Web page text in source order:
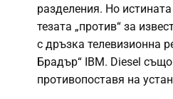
разделения. Но
тезата „против“ за
с дръзка телевизионна
Брадър“ IBM. Diesel
противопоставя на